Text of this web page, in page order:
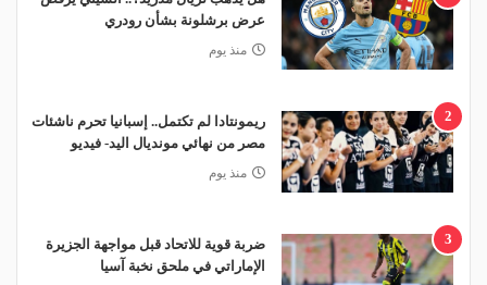
عرض برشلونة بشأن رودري
منذ يوم
2
ريمونتادا لم تكتمل.. إسبانيا تحرم ناشئات
مصر من نهائي مونديال اليد- فيديو
منذ يوم
3
ضربة قوية للاتحاد قبل مواجهة الجزيرة
الإماراتي في ملحق نخبة آسيا